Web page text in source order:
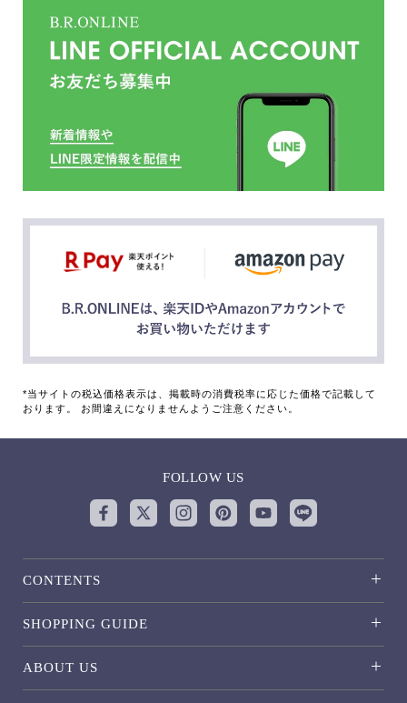
*当サイトの税込価格表示は、掲載時の消費税率に応じた価格で記載して
おります。 お間違えになりませんようご注意ください。
FOLLOW US
CONTENTS
SHOPPING GUIDE
ABOUT US